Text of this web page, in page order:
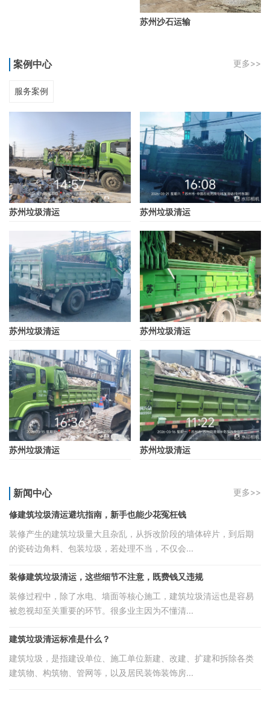
苏州沙石运输
案例中心 更多>>
服务案例
苏州垃圾清运 苏州垃圾清运
苏州垃圾清运 苏州垃圾清运
苏州垃圾清运 苏州垃圾清运
新闻中心 更多>>
修建筑垃圾清运避坑指南，新手也能少花冤枉钱
装修产生的建筑垃圾量大且杂乱，从拆改阶段的墙体碎片，到后期
的瓷砖边角料、包装垃圾，若处理不当，不仅会...
装修建筑垃圾清运，这些细节不注意，既费钱又违规
装修过程中，除了水电、墙面等核心施工，建筑垃圾清运也是容易
被忽视却至关重要的环节。很多业主因为不懂清...
建筑垃圾清运标准是什么？
建筑垃圾，是指建设单位、施工单位新建、改建、扩建和拆除各类
建筑物、构筑物、管网等，以及居民装饰装饰房...